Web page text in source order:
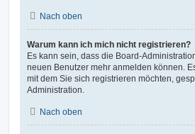
Nach oben
Warum kann ich mich nicht registrieren?
Es kann sein, dass die Board-
neuen Benutzer mehr anmelden können.
mit dem Sie sich registrieren möchten,
Administration.
Nach oben